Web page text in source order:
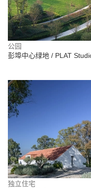
公园
彭埠中心绿地 / PLAT
独立住宅